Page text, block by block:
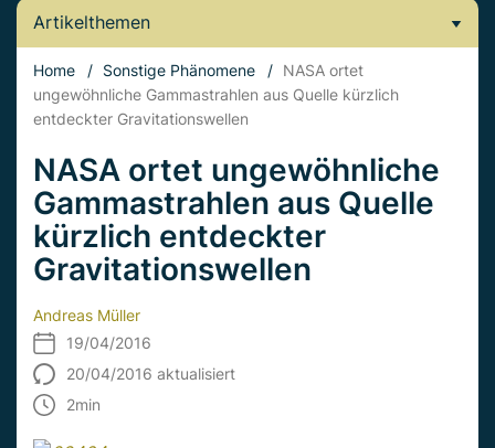
Artikelthemen
Home / Sonstige Phänomene / NASA ortet
ungewöhnliche Gammastrahlen aus Quelle kürzlich
entdeckter Gravitationswellen
NASA ortet ungewöhnliche
Gammastrahlen aus Quelle
kürzlich entdeckter
Gravitationswellen
Andreas Müller
19/04/2016
20/04/2016 aktualisiert
2min